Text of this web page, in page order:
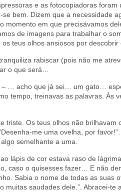
e as fotocopiadoras
se bem. Dizem que a necessidade
momento em que precisávamos
de imagens para trabalhar o
teus olhos ansiosos por descobrir
rabiscar (pois não me
o que será…
… acho que já sei… um gato…
tempo, treinavas as palavras. Às
triste. Os teus olhos não
me uma ovelha, por
semelhante a uma.
lápis de cor estava raso de
caso o quisesses fazer… E não
Sabia o nome de todas as suas
muitas saudades dele.”. Abracei-